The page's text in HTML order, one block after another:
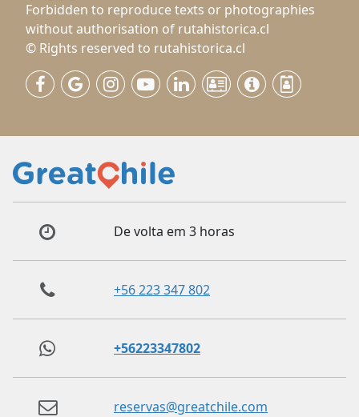
Forbidden to reproduce texts or photographies
without authorisation of rutahistorica.cl
© Rights reserved to rutahistorica.cl
De volta em 3 horas
+56 223 347 802
+56223347802
reservas@greatchile.com